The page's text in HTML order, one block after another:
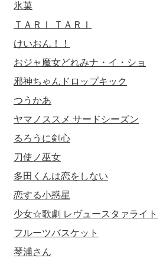
氷菓
ＴＡＲＩ ＴＡＲＩ
けいおん！！
おジャ魔女どれみナ・イ・ショ
邪神ちゃんドロップキック
つうかあ
ヤマノススメ サードシーズン
るろうに剣心
刀使ノ巫女
多田くんは恋をしない
恋する小惑星
少女☆歌劇 レヴュースタァライト
フルーツバスケット
琴浦さん